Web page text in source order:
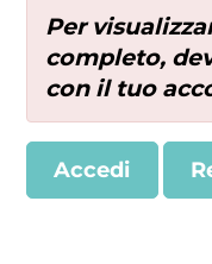
Per
completo,
con il tuo
Accedi